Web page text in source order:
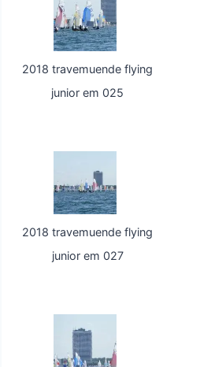
2018 travemuende flying
junior em 025
2018 travemuende flying
junior em 027